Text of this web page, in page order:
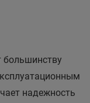
большинству
надежность